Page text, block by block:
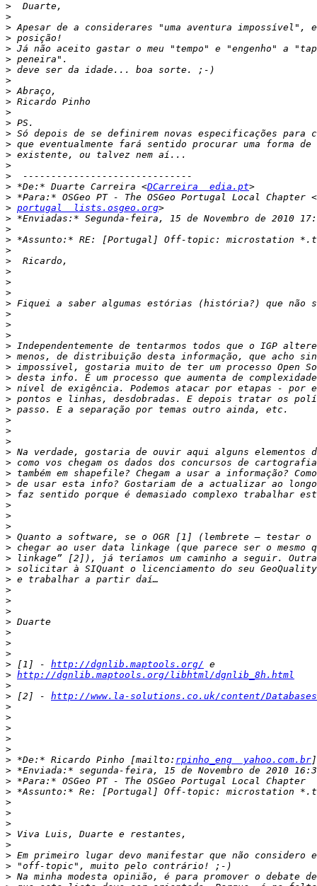
>
>
>
>
>
>
>
>
>
>
>
>
>
>
>
>
>
> *De:* Duarte Carreira <DCarreira  edia.pt
>
> portugal  lists.osgeo.org
>
>
>
>
>
>
>
>
>
>
>
>
>
>
>
>
>
>
>
>
>
>
>
>
>
>
>
>
>
>
>
>
>
>
>
>
>
>
>
>
>
>
> [1] - http://dgnlib.maptools.org/
> http://dgnlib.maptools.org/libhtml/dgnlib_8h.html
>
> [2] - http://www.la-solutions.co.uk/content/
>
>
>
>
>
> *De:* Ricardo Pinho [mailto: rpinho_eng  yahoo.com.br
>
>
>
>
>
>
>
>
>
>
>